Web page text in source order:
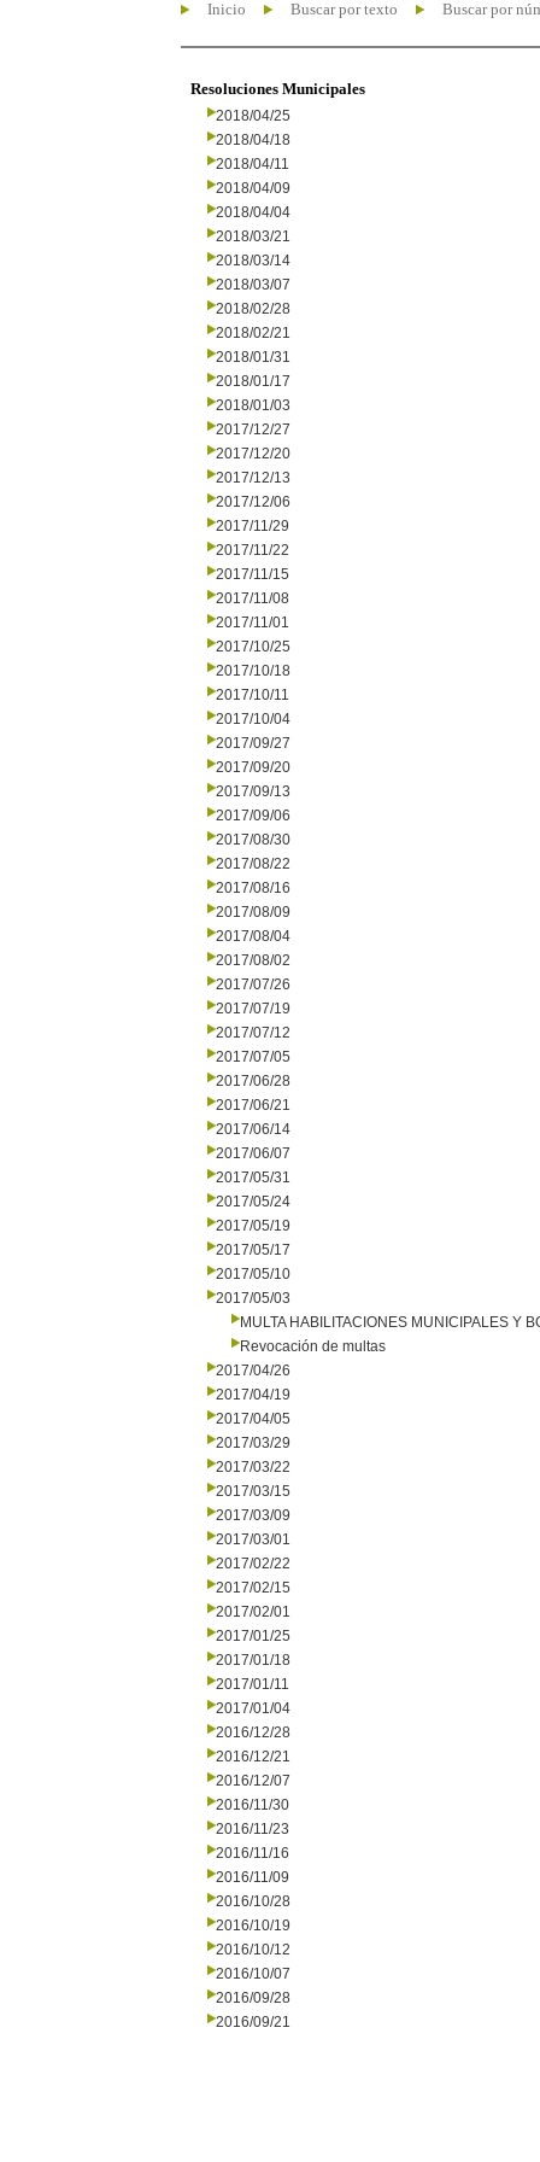
Inicio Buscar por texto Buscar por
Resoluciones Municipales
2018/04/25
2018/04/18
2018/04/11
2018/04/09
2018/04/04
2018/03/21
2018/03/14
2018/03/07
2018/02/28
2018/02/21
2018/01/31
2018/01/17
2018/01/03
2017/12/27
2017/12/20
2017/12/13
2017/12/06
2017/11/29
2017/11/22
2017/11/15
2017/11/08
2017/11/01
2017/10/25
2017/10/18
2017/10/11
2017/10/04
2017/09/27
2017/09/20
2017/09/13
2017/09/06
2017/08/30
2017/08/22
2017/08/16
2017/08/09
2017/08/04
2017/08/02
2017/07/26
2017/07/19
2017/07/12
2017/07/05
2017/06/28
2017/06/21
2017/06/14
2017/06/07
2017/05/31
2017/05/24
2017/05/19
2017/05/17
2017/05/10
2017/05/03
MULTA HABILITACIONES MUNICIPALES Y
Revocación de multas
2017/04/26
2017/04/19
2017/04/05
2017/03/29
2017/03/22
2017/03/15
2017/03/09
2017/03/01
2017/02/22
2017/02/15
2017/02/01
2017/01/25
2017/01/18
2017/01/11
2017/01/04
2016/12/28
2016/12/21
2016/12/07
2016/11/30
2016/11/23
2016/11/16
2016/11/09
2016/10/28
2016/10/19
2016/10/12
2016/10/07
2016/09/28
2016/09/21